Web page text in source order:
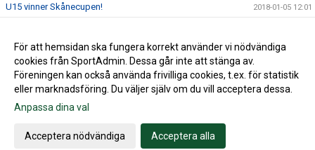
U15 vinner Skånecupen! 2018-01-05 12:01
2017-08-21 09:37
2016-03-20 04:04
Gå till Webbversion
För att hemsidan ska fungera korrekt använder vi nödvändiga
cookies från SportAdmin. Dessa går inte att stänga av.
Föreningen kan också använda frivilliga cookies, t.ex. för statistik
eller marknadsföring. Du väljer själv om du vill acceptera dessa.
Anpassa dina val
Acceptera nödvändiga Acceptera alla